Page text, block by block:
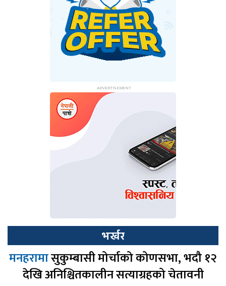
भर्खर
मनहरामासुकुम्बासी मोर्चाको कोणसभा, भदौ १२
देखि अनिश्चितकालीन सत्याग्रहको चेतावनी